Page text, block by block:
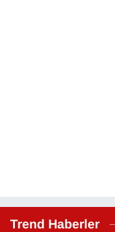
Trend Haberler